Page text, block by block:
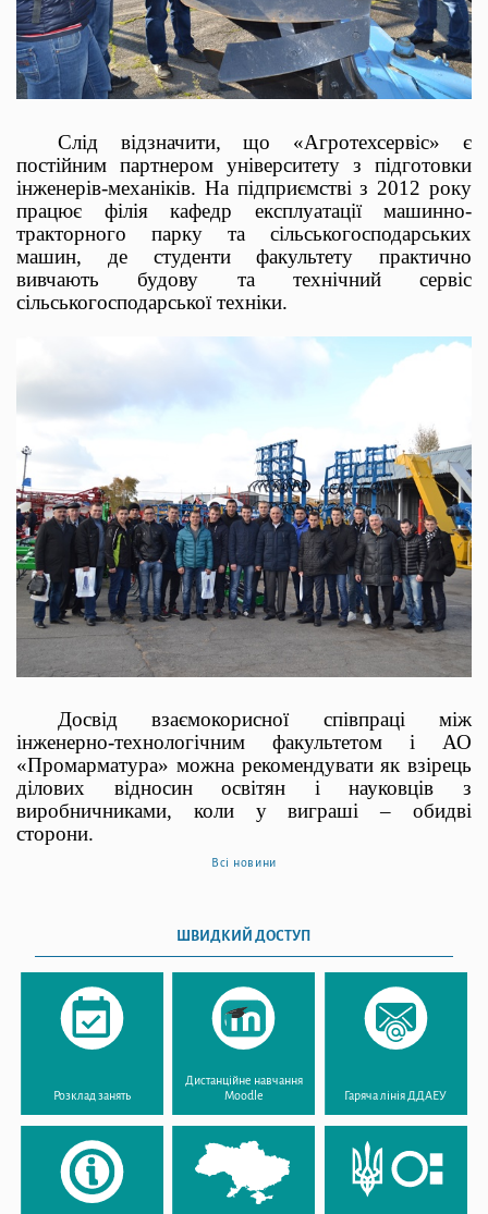
Слід відзначити, що «Агротехсервіс» є
постійним партнером університету з підготовки
інженерів-механіків. На підприємстві з 2012 року
працює філія кафедр експлуатації машинно-
тракторного парку та сільськогосподарських
машин, де студенти факультету практично
вивчають будову та технічний сервіс
сільськогосподарської техніки.
Досвід взаємокорисної співпраці між
інженерно-технологічним факультетом
і АО
«Промарматура» можна рекомендувати як взірець
ділових відносин освітян і науковців з
виробничниками, коли у виграші – обидві
сторони.
Всі новини
ШВИДКИЙ ДОСТУП
Розклад занять
Дистанційне навчання
Moodle
Гаряча лінія ДДАЕУ